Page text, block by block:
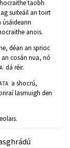
taobh
suiteáil an toirt
úsáideann
anois.
déan an sprioc
cosán nua, nó
dá réir.
a shocrú,
lasmuigh den